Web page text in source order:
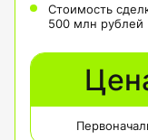
Стоимость
500 млн рублей